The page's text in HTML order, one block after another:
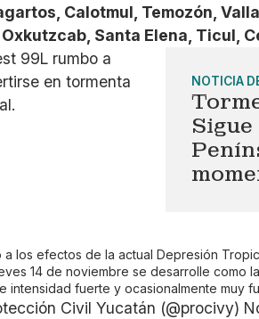
Calotmul, Temozón,
Oxkutzcab, Santa Elena, Ticul,
NOTICIA
a los efectos de la actual Depresión
14 de noviembre se desarrolle como
intensidad fuerte y ocasionalmente muy
Civil Yucatán (@procivy)